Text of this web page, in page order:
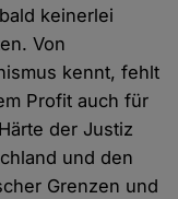
keinerlei
Von
kennt, fehlt
Profit auch für
der Justiz
und den
Grenzen und